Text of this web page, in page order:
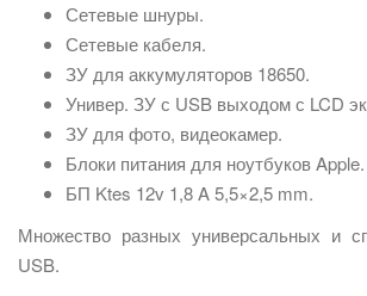
Сетевые шнуры.
Сетевые кабеля.
ЗУ для аккумуляторов 18650.
Универ. ЗУ с USB выходом с LCD
ЗУ для фото, видеокамер.
Блоки питания для ноутбуков Apple.
БП Ktes 12v 1,8 A 5,5×2,5 mm.
Множество разных универсальных и
USB.